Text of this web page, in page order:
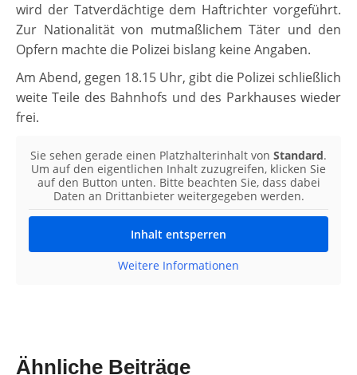
wird der Tatverdächtige dem Haftrichter vorgeführt.
Zur Nationalität von mutmaßlichem Täter und den
Opfern machte die Polizei bislang keine Angaben.
Am Abend, gegen 18.15 Uhr, gibt die Polizei schließlich
weite Teile des Bahnhofs und des Parkhauses wieder
frei.
Sie sehen gerade einen Platzhalterinhalt von Standard.
Um auf den eigentlichen Inhalt zuzugreifen, klicken Sie
auf den Button unten. Bitte beachten Sie, dass dabei
Daten an Drittanbieter weitergegeben werden.
Inhalt entsperren
Weitere Informationen
Ähnliche Beiträge